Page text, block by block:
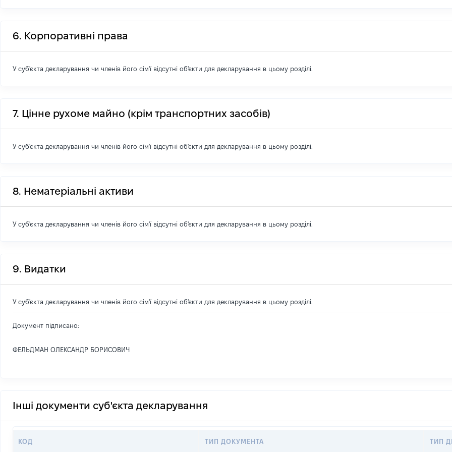
6. Корпоративні права
У суб'єкта декларування чи членів його сім'ї відсутні об'єкти для декларування в цьому розділі.
7. Цінне рухоме майно (крім транспортних засобів)
У суб'єкта декларування чи членів його сім'ї відсутні об'єкти для декларування в цьому розділі.
8. Нематеріальні активи
У суб'єкта декларування чи членів його сім'ї відсутні об'єкти для декларування в цьому розділі.
9. Видатки
У суб'єкта декларування чи членів його сім'ї відсутні об'єкти для декларування в цьому розділі.
Документ підписано:
ФЕЛЬДМАН ОЛЕКСАНДР БОРИСОВИЧ
Інші документи суб'єкта декларування
КОД ТИП ДОКУМЕНТА ТИП